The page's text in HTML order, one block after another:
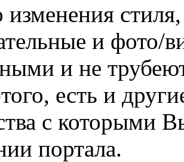
и фото/
и не
есть и
с которыми
портала.